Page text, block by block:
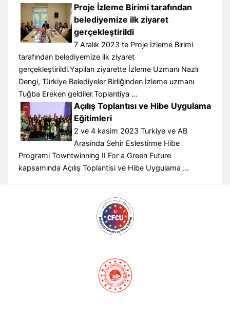
Proje İzleme Birimi tarafından
belediyemize ilk ziyaret
gerçekleştirildi
7 Aralık 2023 te Proje İzleme Birimi
tarafından belediyemize ilk ziyaret
gerçekleştirildi.Yapilan ziyarette İzleme Uzmanı Nazlı
Dengi, Türkiye Belediyeler Birliğinden İzleme uzmanı
Tuğba Ereken geldiler.Toplantiya ...
Açılış Toplantısı ve Hibe Uygulama
Eğitimleri
2 ve 4 kasim 2023 Turkiye ve AB
Arasinda Sehir Eslestirme Hibe
Programi Towntwinning II For a Green Future
kapsamında Açılış Toplantisi ve Hibe Uygulama ...